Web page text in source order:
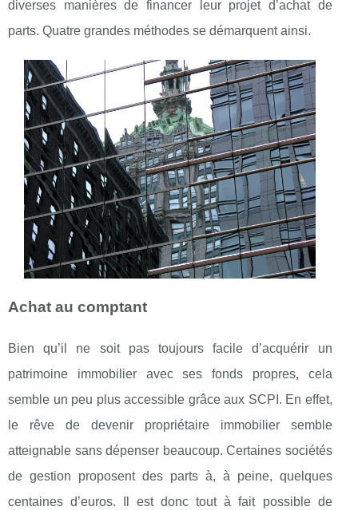
diverses manières de financer leur projet d’achat de
parts. Quatre grandes méthodes se démarquent ainsi.
Achat au comptant
Bien qu’il ne soit pas toujours facile d’acquérir un
patrimoine immobilier avec ses fonds propres, cela
semble un peu plus accessible grâce aux SCPI. En effet,
le rêve de devenir propriétaire immobilier semble
atteignable sans dépenser beaucoup. Certaines sociétés
de gestion proposent des parts à, à peine, quelques
centaines d’euros. Il est donc tout à fait possible de